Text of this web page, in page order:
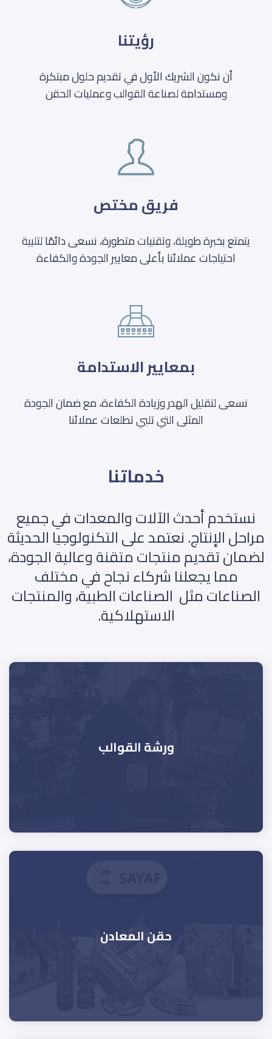
رؤيتنا
أن نكون الشريك الأول في تقديم حلول مبتكرة
ومستدامة لصناعة القوالب وعمليات الحقن
فريق مختص
يتمتع بخبرة طويلة، وتقنيات متطورة، نسعى دائمًا لتلبية
احتياجات عملائنا بأعلى معايير الجودة والكفاءة
بمعايير الاستدامة
نسعى لتقليل الهدر وزيادة الكفاءة، مع ضمان الجودة
المثلى التي تلبي تطلعات عملائنا
خدماتنا
نستخدم أحدث الآلات والمعدات في جميع
مراحل الإنتاج. نعتمد على التكنولوجيا الحديثة
لضمان تقديم منتجات متقنة وعالية الجودة،
مما يجعلنا شركاء نجاح في مختلف
الصناعات مثل الصناعات الطبية، والمنتجات
الاستهلاكية.
ورشة القوالب
حقن المعادن